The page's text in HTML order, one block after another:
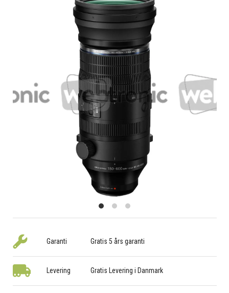
Garanti Gratis 5 års garanti
Levering Gratis Levering i Danmark